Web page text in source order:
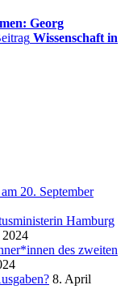
Georg
Wissenschaft in
20. September
Hamburg
des zweiten
8. April